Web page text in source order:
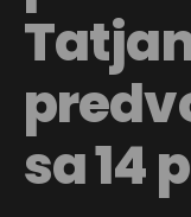
sa 14